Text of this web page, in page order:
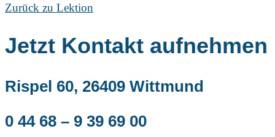
Zurück zu Lektion
Jetzt Kontakt aufnehmen
Rispel 60, 26409 Wittmund
0 44 68 – 9 39 69 00